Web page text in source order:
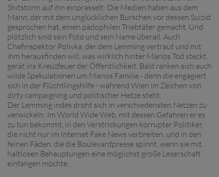
Shitstorm auf ihn einprasselt: Die Medien haben aus dem
Mann, der mit dem unglücklichen Burschen vor dessen Suizid
gesprochen hat, einen pädophilen Triebtäter gemacht. Und
plötzlich sind sein Foto und sein Name überall. Auch
Chefinspektor Polivka, der dem Lemming vertraut und mit
ihm herausfinden will, was wirklich hinter Marios Tod steckt,
gerät ins Kreuzfeuer der Öffentlichkeit. Bald ranken sich auch
wilde Spekulationen um Marios Familie - denn die engagiert
sich in der Flüchtlingshilfe - während Wien im Zeichen von
dirty campaigning und politischer Hetze steht.
Der Lemming indes droht sich in verschiedensten Netzen zu
verwickeln: Im World Wide Web, mit dessen Gefahren er es
zu tun bekommt, in den Verstrickungen korrupter Politiker,
die nicht nur im Internet Fake News verbreiten, und in den
feinen Fäden, die die Boulevardpresse spinnt, wenn sie mit
haltlosen Behauptungen eine möglichst große Leserschaft
einfangen möchte.